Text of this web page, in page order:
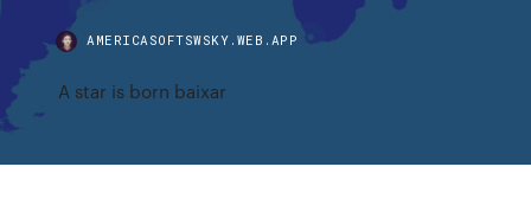
AMERICASOFTSWSKY.WEB.APP
A star is born baixar